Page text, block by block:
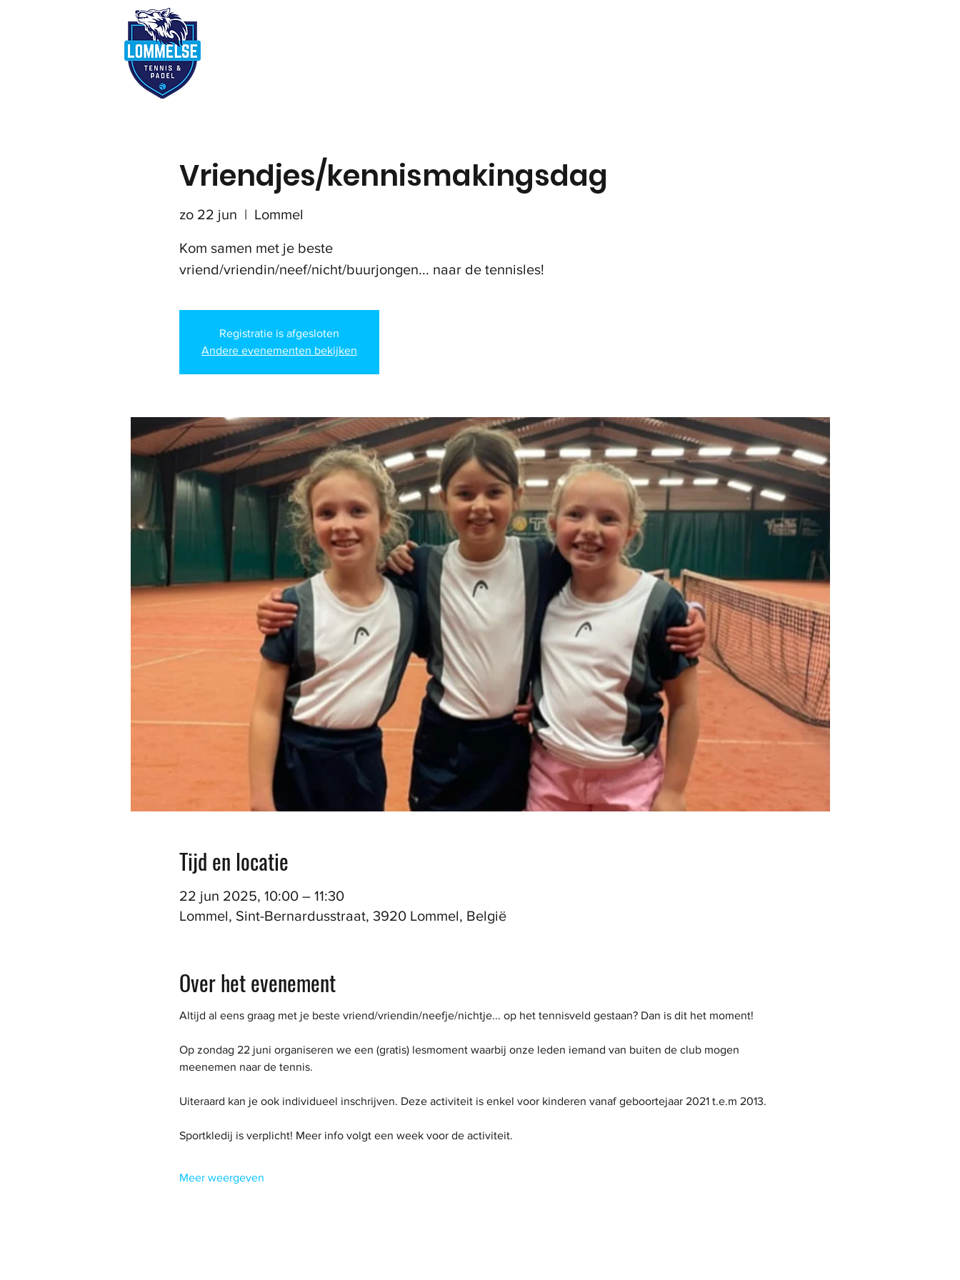
Vriendjes/kennismakingsdag
zo 22 jun
  |
Lommel
Kom samen met je beste
vriend/vriendin/neef/nicht/buurjongen... naar de tennisles!
Registratie is afgesloten
Andere evenementen bekijken
Tijd en locatie
22 jun 2025, 10:00 – 11:30
Lommel, Sint-Bernardusstraat, 3920 Lommel, België
Over het evenement
Altijd al eens graag met je beste vriend/vriendin/neefje/nichtje... op het tennisveld gestaan? Dan is dit het moment!
Op zondag 22 juni organiseren we een (gratis) lesmoment waarbij onze leden iemand van buiten de club mogen
meenemen naar de tennis.
Uiteraard kan je ook individueel inschrijven. Deze activiteit is enkel voor kinderen vanaf geboortejaar 2021 t.e.m 2013.
Sportkledij is verplicht! Meer info volgt een week voor de activiteit.
Meer weergeven